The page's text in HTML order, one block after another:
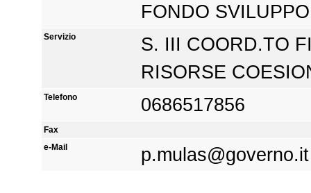
FONDO SVILUPPO
Servizio
S. III COORD.TO
RISORSE
Telefono 0686517856
Fax
e-Mail
p.mulas@governo.it